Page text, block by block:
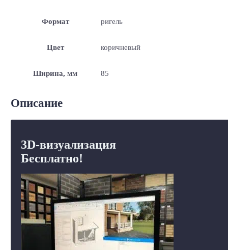
Формат ригель
Цвет коричневый
Ширина, мм 85
Описание
3D-визуализация
Бесплатно!